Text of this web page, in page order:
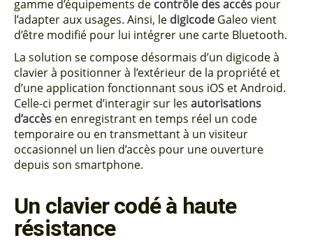
gamme d’équipements de contrôle des accès pour
l’adapter aux usages. Ainsi, le digicode Galeo vient
d’être modifié pour lui intégrer une carte Bluetooth.
La solution se compose désormais d’un digicode à
clavier à positionner à l’extérieur de la propriété et
d’une application fonctionnant sous iOS et Android.
Celle-ci permet d’interagir sur les autorisations
d’accès en enregistrant en temps réel un code
temporaire ou en transmettant à un visiteur
occasionnel un lien d’accès pour une ouverture
depuis son smartphone.
Un clavier codé à haute
résistance